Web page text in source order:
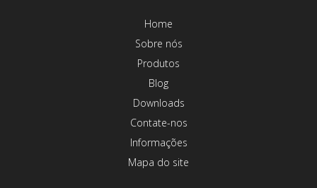
Home
Sobre nós
Produtos
Blog
Downloads
Contate-nos
Informações
Mapa do site